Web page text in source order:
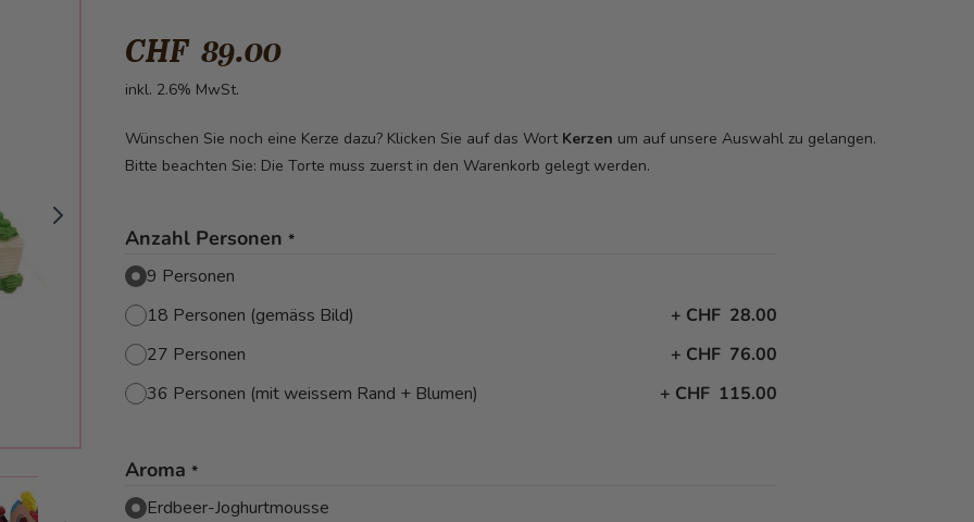
View larger image
CHF 89.00
inkl. 2.6% MwSt.
Wünschen Sie noch eine Kerze dazu? Klicken Sie auf das Wort Kerzen um auf unsere Auswahl zu gelangen.
Bitte beachten Sie: Die Torte muss zuerst in den Warenkorb gelegt werden.
Anzahl Personen *
9 Personen
18 Personen (gemäss Bild)
+ CHF 28.00
27 Personen
+ CHF 76.00
36 Personen (mit weissem Rand + Blumen)
+ CHF 115.00
Aroma *
Erdbeer-Joghurtmousse